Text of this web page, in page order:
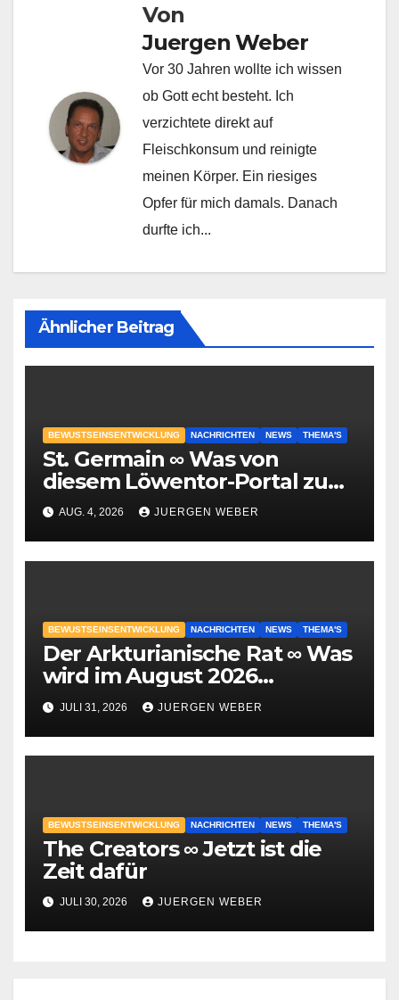
Von
Juergen Weber
Vor 30 Jahren wollte ich wissen
ob Gott echt besteht. Ich
verzichtete direkt auf
Fleischkonsum und reinigte
meinen Körper. Ein riesiges
Opfer für mich damals. Danach
durfte ich...
Ähnlicher Beitrag
BEWUSTSEINSENTWICKLUNG NACHRICHTEN NEWS THEMA'S
St. Germain ∞ Was von
diesem Löwentor-Portal zu
erwarten ist
AUG. 4, 2026 JUERGEN WEBER
BEWUSTSEINSENTWICKLUNG NACHRICHTEN NEWS THEMA'S
Der Arkturianische Rat ∞ Was
wird im August 2026
geschehen?
JULI 31, 2026 JUERGEN WEBER
BEWUSTSEINSENTWICKLUNG NACHRICHTEN NEWS THEMA'S
The Creators ∞ Jetzt ist die
Zeit dafür
JULI 30, 2026 JUERGEN WEBER